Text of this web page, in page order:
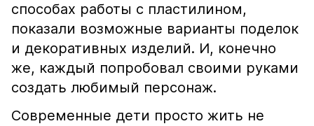
способах работы с пластилином,
показали возможные варианты поделок
и декоративных изделий. И, конечно
же, каждый попробовал своими руками
создать любимый персонаж.
Современные дети просто жить не